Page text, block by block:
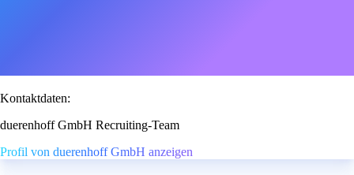
Kontaktdaten:
duerenhoff GmbH Recruiting-Team
Profil von duerenhoff GmbH anzeigen